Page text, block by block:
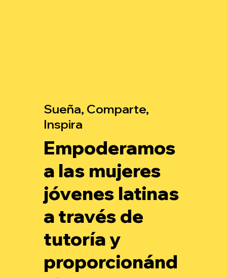
Sueña, Comparte,
Inspira
Empoderamos
a las mujeres
jóvenes latinas
a través de
tutoría y
proporcionánd